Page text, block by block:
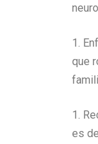
que
es